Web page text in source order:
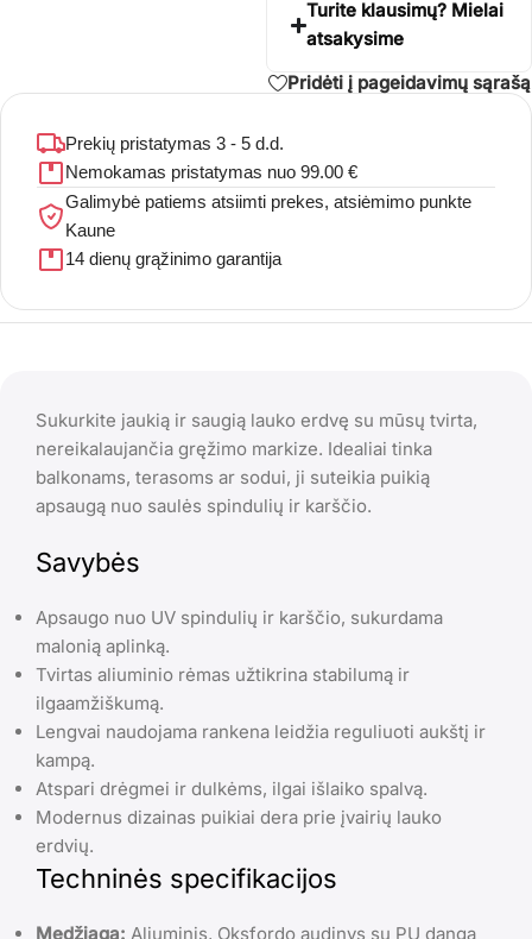
Turite klausimų? Mielai
atsakysime
Pridėti į pageidavimų sąrašą
Prekių pristatymas 3 - 5 d.d.
Nemokamas pristatymas nuo 99.00 €
Galimybė patiems atsiimti prekes, atsiėmimo punkte
Kaune
14 dienų grąžinimo garantija
Sukurkite jaukią ir saugią lauko erdvę su mūsų tvirta,
nereikalaujančia gręžimo markize. Idealiai tinka
balkonams, terasoms ar sodui, ji suteikia puikią
apsaugą nuo saulės spindulių ir karščio.
Savybės
Apsaugo nuo UV spindulių ir karščio, sukurdama
malonią aplinką.
Tvirtas aliuminio rėmas užtikrina stabilumą ir
ilgaamžiškumą.
Lengvai naudojama rankena leidžia reguliuoti aukštį ir
kampą.
Atspari drėgmei ir dulkėms, ilgai išlaiko spalvą.
Modernus dizainas puikiai dera prie įvairių lauko
erdvių.
Techninės specifikacijos
Medžiaga: Aliuminis, Oksfordo audinys su PU danga